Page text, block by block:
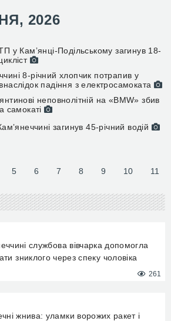
2026
у Камʼянці-Подільському загинув 18-
8-річний хлопчик потрапив у
падіння з електросамоката
неповнолітній на «BMW» збив
самокаті
загинув 45-річний водій
5 6 7 8 9 10 11
службова вівчарка допомогла
зниклого через спеку чоловіка
261
жнива: уламки ворожих ракет і